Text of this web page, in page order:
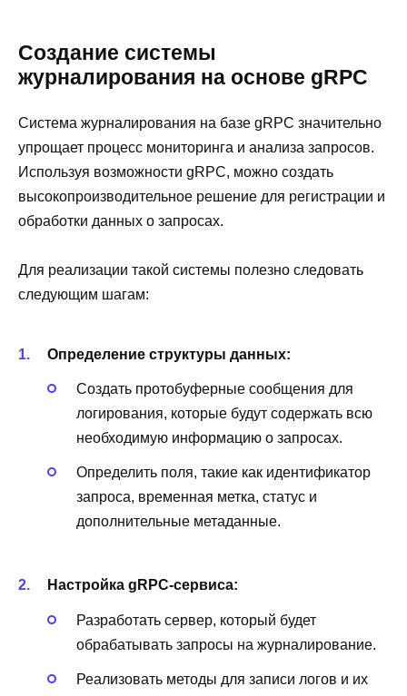
Создание системы
журналирования на основе gRPC
Система журналирования на базе gRPC значительно
упрощает процесс мониторинга и анализа запросов.
Используя возможности gRPC, можно создать
высокопроизводительное решение для регистрации и
обработки данных о запросах.
Для реализации такой системы полезно следовать
следующим шагам:
Определение структуры данных:
Создать протобуферные сообщения для
логирования, которые будут содержать всю
необходимую информацию о запросах.
Определить поля, такие как идентификатор
запроса, временная метка, статус и
дополнительные метаданные.
Настройка gRPC-сервиса:
Разработать сервер, который будет
обрабатывать запросы на журналирование.
Реализовать методы для записи логов и их